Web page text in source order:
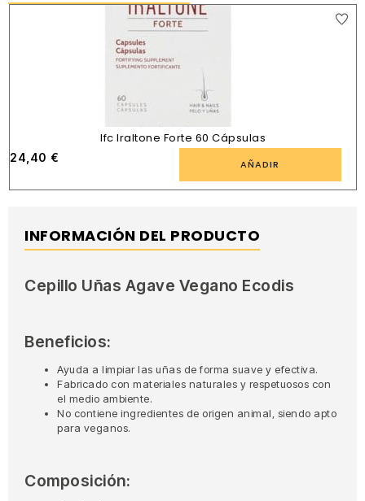
Ifc Iraltone Forte 60 Cápsulas
24,40 € AÑADIR
INFORMACIÓN DEL PRODUCTO
Cepillo Uñas Agave Vegano Ecodis
Beneficios:
Ayuda a limpiar las uñas de forma suave y efectiva.
Fabricado con materiales naturales y respetuosos con
el medio ambiente.
No contiene ingredientes de origen animal, siendo apto
para veganos.
Composición: